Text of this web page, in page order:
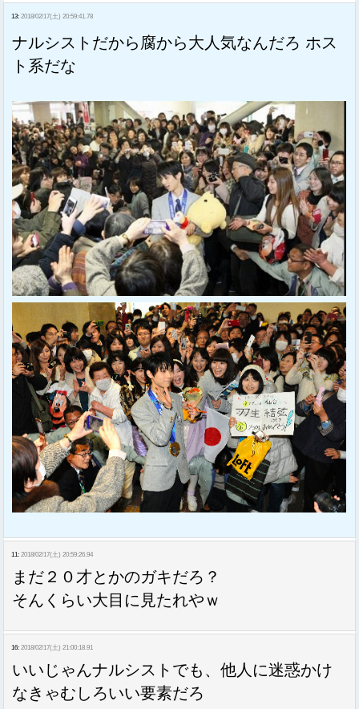
13: 2018/02/17(土) 20:59:41.78
ナルシストだから腐から大人気なんだろ ホス
ト系だな
11: 2018/02/17(土) 20:59:26.94
まだ２０才とかのガキだろ？
そんくらい大目に見たれやｗ
16: 2018/02/17(土) 21:00:18.91
いいじゃんナルシストでも、他人に迷惑かけ
なきゃむしろいい要素だろ